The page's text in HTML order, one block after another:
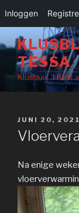
Inloggen
de
inhoud
springen
TESSA
Klushuis 't Krot
GEPLAATST
OP
JUNI 20, 2021
Na enige